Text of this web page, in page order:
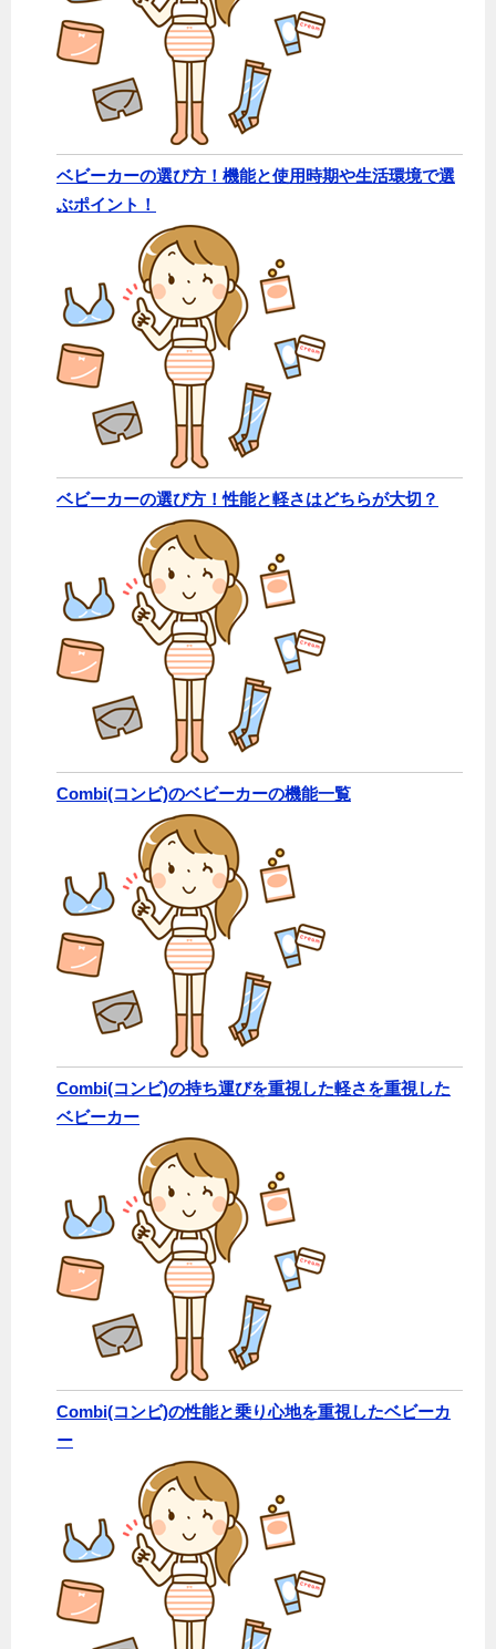
ベビーカーの選び方！機能と使用時期や生活環境で選
ぶポイント！
ベビーカーの選び方！性能と軽さはどちらが大切？
Combi(コンビ)のベビーカーの機能一覧
Combi(コンビ)の持ち運びを重視した軽さを重視した
ベビーカー
Combi(コンビ)の性能と乗り心地を重視したベビーカ
ー